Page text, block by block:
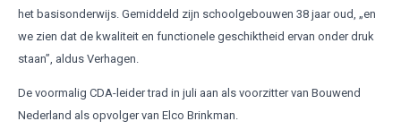
het basisonderwijs. Gemiddeld zijn schoolgebouwen 38 jaar oud, „en
we zien dat de kwaliteit en functionele geschiktheid ervan onder druk
staan”, aldus Verhagen.
De voormalig CDA-leider trad in juli aan als voorzitter van Bouwend
Nederland als opvolger van Elco Brinkman.